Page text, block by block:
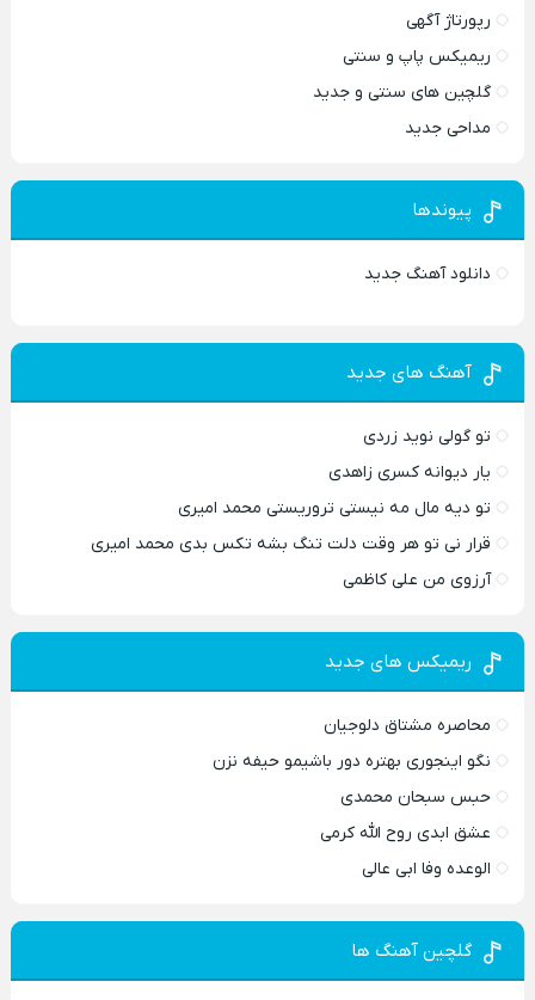
رپورتاژ آگهی
ریمیکس پاپ و سنتی
گلچین های سنتی و جدید
مداحی جدید
پیوندها
دانلود آهنگ جدید
آهنگ های جدید
تو گولی نوید زردی
یار دیوانه کسری زاهدی
تو دیه مال مه نیستی تروریستی محمد امیری
قرار نی تو هر وقت دلت تنگ بشه تکس بدی محمد امیری
آرزوی من علی کاظمی
ریمیکس های جدید
محاصره مشتاق دلوجیان
نگو اینجوری بهتره دور باشیمو حیفه نزن
حبس سبحان محمدی
عشق ابدی روح الله کرمی
الوعده وفا ابی عالی
گلچین آهنگ ها